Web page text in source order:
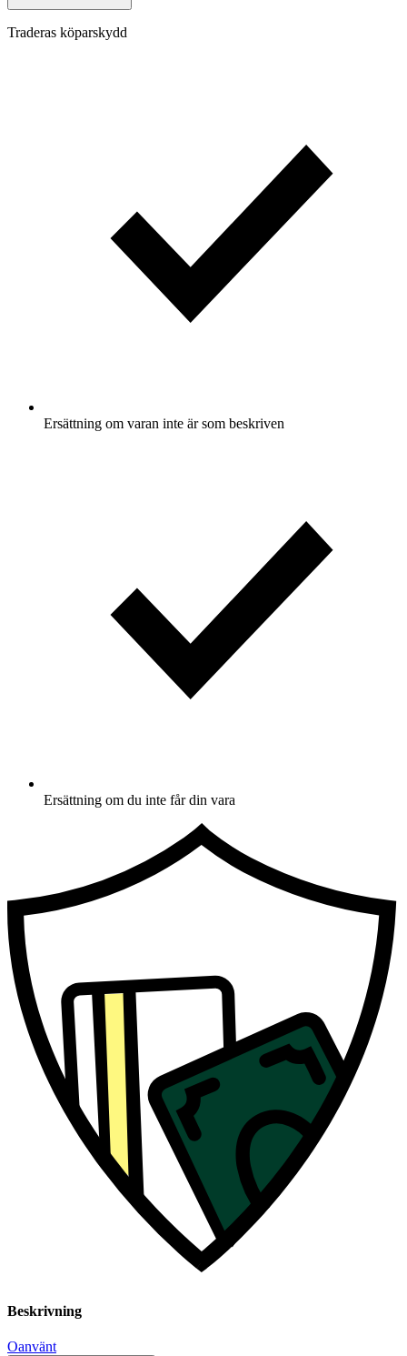
Traderas köparskydd
Ersättning om varan inte är som beskriven
Ersättning om du inte får din vara
Beskrivning
Oanvänt